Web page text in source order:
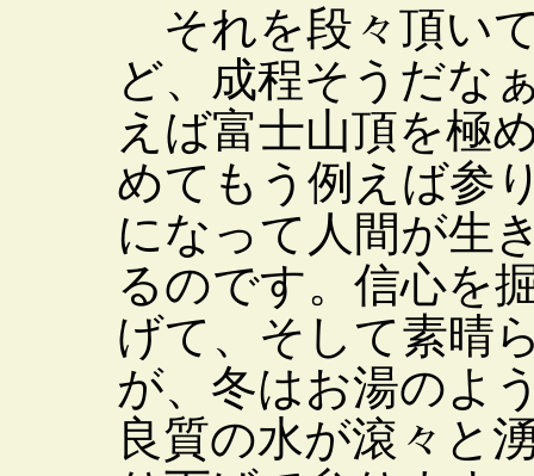
それを段々頂い
ど、成程そうだな
えば富士山頂を極
めてもう例えば参
になって人間が生
るのです。信心を
げて、そして素晴
が、冬はお湯のよ
良質の水が滾々と